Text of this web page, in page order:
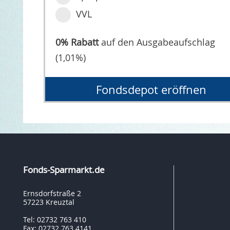
VVL
0% Rabattauf den Ausgabeaufschlag
(1,01%)
Fondsdepot eröffnen
Fonds-Sparmarkt.de
Ernsdorfstraße 2
57223 Kreuztal
Tel: 02732 763 410
Fax: 02732 763 4141